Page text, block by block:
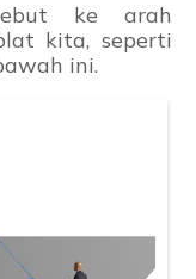
ke arah
kita, seperti
ini.